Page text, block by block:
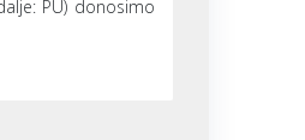
PU) donosimo